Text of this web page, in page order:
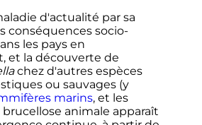
d'actualité par sa
conséquences socio-
les pays en
et la découverte de
chez d'autres espèces
ou sauvages (y
marins, et les
brucellose animale apparaît